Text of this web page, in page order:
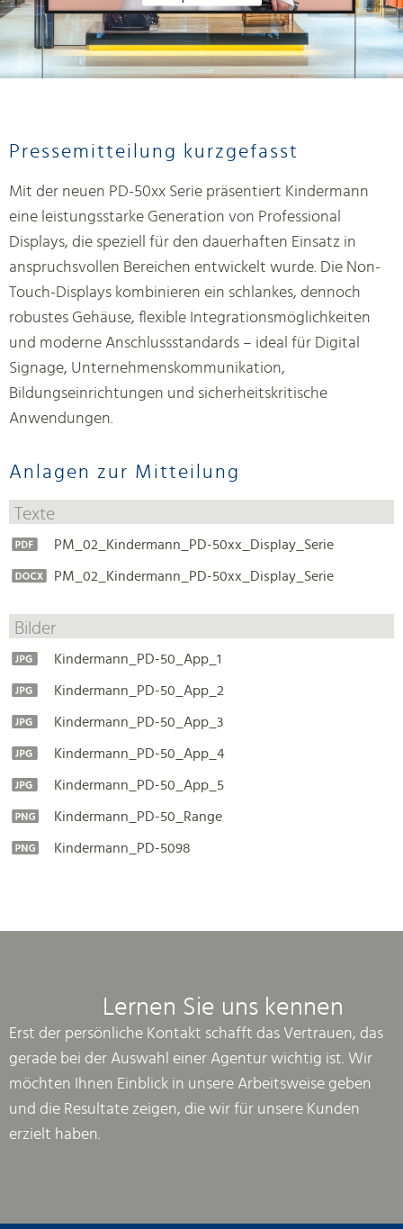
Pressemitteilung kurzgefasst
Mit der neuen PD-50xx Serie präsentiert Kindermann
eine leistungsstarke Generation von Professional
Displays, die speziell für den dauerhaften Einsatz in
anspruchsvollen Bereichen entwickelt wurde. Die Non-
Touch-Displays kombinieren ein schlankes, dennoch
robustes Gehäuse, flexible Integrationsmöglichkeiten
und moderne Anschlussstandards – ideal für Digital
Signage, Unternehmenskommunikation,
Bildungseinrichtungen und sicherheitskritische
Anwendungen.
Anlagen zur Mitteilung
Texte
PM_02_Kindermann_PD-50xx_Display_Serie
PM_02_Kindermann_PD-50xx_Display_Serie
Bilder
Kindermann_PD-50_App_1
Kindermann_PD-50_App_2
Kindermann_PD-50_App_3
Kindermann_PD-50_App_4
Kindermann_PD-50_App_5
Kindermann_PD-50_Range
Kindermann_PD-5098
Lernen Sie uns kennen
Erst der persönliche Kontakt schafft das Vertrauen, das
gerade bei der Auswahl einer Agentur wichtig ist. Wir
möchten Ihnen Einblick in unsere Arbeitsweise geben
und die Resultate zeigen, die wir für unsere Kunden
erzielt haben.